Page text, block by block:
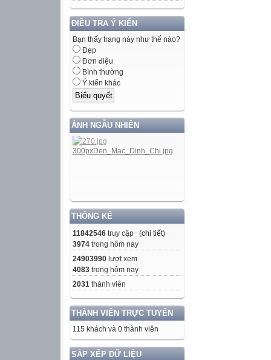
ĐIỀU TRA Ý KIẾN
Bạn thấy trang này như thế nào?
Đẹp
Đơn điệu
Bình thường
Ý kiến khác
ẢNH NGẪU NHIÊN
THỐNG KÊ
11842546 truy cập (chi tiết)
3974 trong hôm nay
24903990 lượt xem
4083 trong hôm nay
2031 thành viên
THÀNH VIÊN TRỰC TUYẾN
115 khách và 0 thành viên
SẮP XẾP DỮ LIỆU